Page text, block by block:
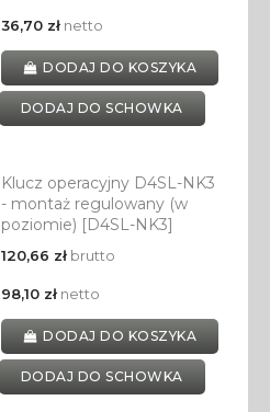
36,70 złnetto
DODAJ DO KOSZYKA
DODAJ DO SCHOWKA
Klucz operacyjny D4SL-NK3
- montaż regulowany (w
poziomie) [D4SL-NK3]
120,66 złbrutto
98,10 złnetto
DODAJ DO KOSZYKA
DODAJ DO SCHOWKA